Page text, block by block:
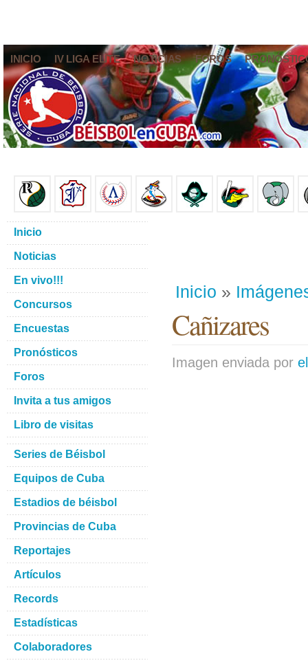
INICIO IV LIGA ELITE NOTICIAS FOROS
Inicio »
Cañizares
Imagen enviada por
Inicio
Noticias
En vivo!!!
Concursos
Encuestas
Pronósticos
Foros
Invita a tus amigos
Libro de visitas
Series de Béisbol
Equipos de Cuba
Estadios de béisbol
Provincias de Cuba
Reportajes
Artículos
Records
Estadísticas
Colaboradores